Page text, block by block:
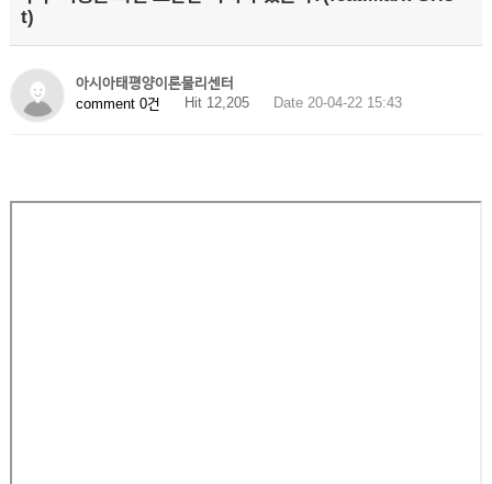
t)
아시아태평양이론물리센터
comment 0건
Hit 12,205 Date 20-04-22 15:43